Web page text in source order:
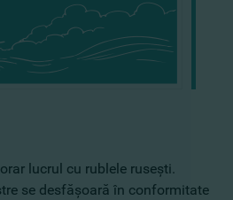
lucrul cu rublele ruseşti.
se desfăşoară în conformitate